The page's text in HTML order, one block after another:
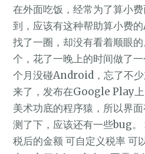
在外面吃饭，经常为了算小
到，应该有这种帮助算小费
找了一圈，却没有看着顺眼
个，花了一晚上的时间做了
个月没碰Android，忘了不
来了，发布在Google Play
美术功底的程序猿，所以界
测了下，应该还有一些bug
税后的金额 可自定义税率 可